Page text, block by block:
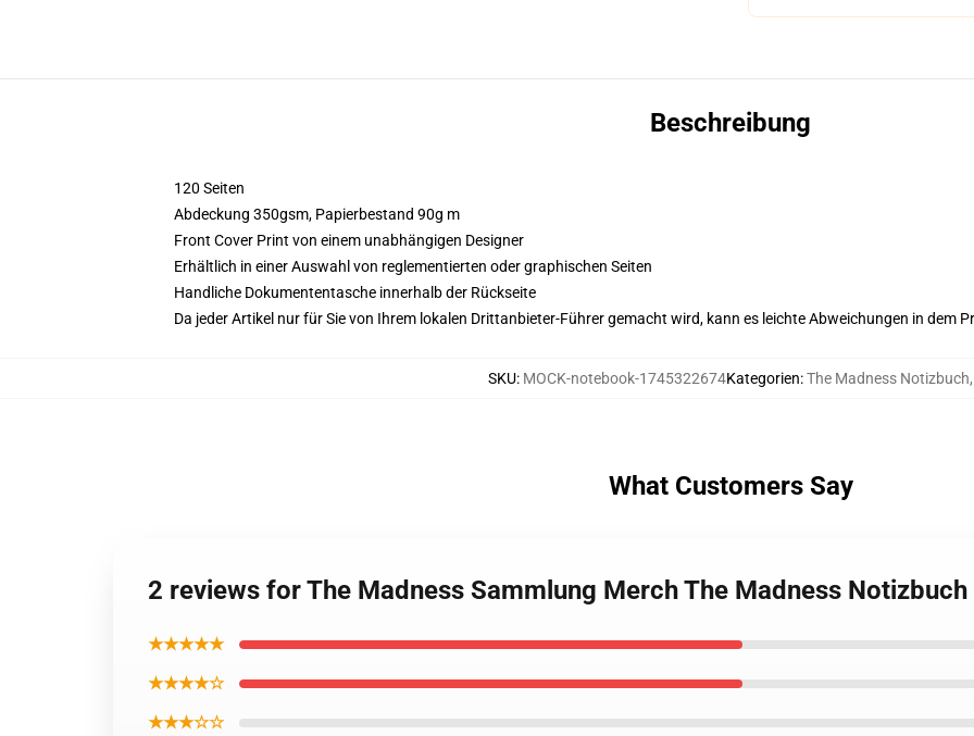
Beschreibung
120 Seiten
Abdeckung 350gsm, Papierbestand 90g m
Front Cover Print von einem unabhängigen Designer
Erhältlich in einer Auswahl von reglementierten oder graphischen Seiten
Handliche Dokumententasche innerhalb der Rückseite
Da jeder Artikel nur für Sie von Ihrem lokalen Drittanbieter-Führer gemacht wird, kann es leichte Abweichungen in dem
SKU: MOCK-notebook-1745322674Kategorien:The Madness Notizbuch,
What Customers Say
2 reviews for The Madness Sammlung Merch The Madness Notizbuch
★★★★★
★★★★☆
★★★☆☆